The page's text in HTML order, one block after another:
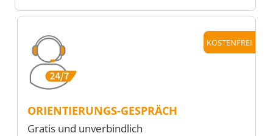
KOSTENFREI
ORIENTIERUNGS-GESPRÄCH
Gratis und unverbindlich